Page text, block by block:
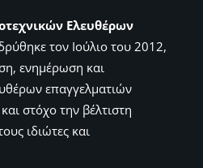
Ελευθέρων
τον Ιούλιο του 2012,
ενημέρωση και
επαγγελματιών
στόχο την βέλτιστη
ιδιώτες και